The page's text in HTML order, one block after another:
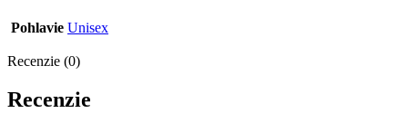
Pohlavie Unisex
Recenzie (0)
Recenzie